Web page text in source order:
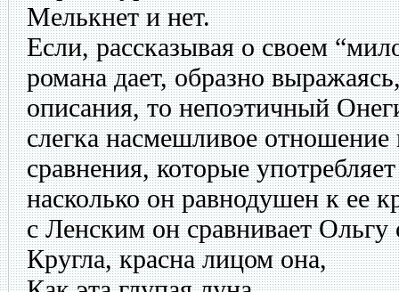
Мелькнет и нет.
Если, рассказывая о своем
романа дает, образно
описания, то непоэтичный
слегка насмешливое
сравнения, которые
насколько он равнодушен к ее
с Ленским он сравнивает Ольгу
Кругла, красна лицом она,